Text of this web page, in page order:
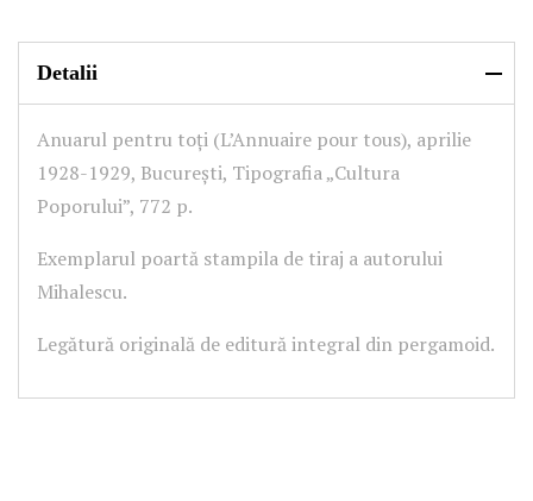
Detalii
Anuarul pentru toți (L’Annuaire pour tous), aprilie
1928-1929, București, Tipografia „Cultura
Poporului”, 772 p.
Exemplarul poartă stampila de tiraj a autorului
Mihalescu.
Legătură originală de editură integral din pergamoid.